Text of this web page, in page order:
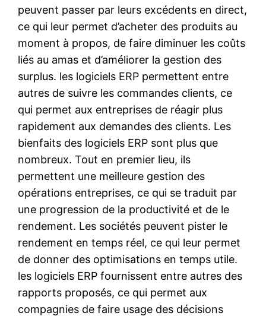
peuvent passer par leurs excédents en direct,
ce qui leur permet d’acheter des produits au
moment à propos, de faire diminuer les coûts
liés au amas et d’améliorer la gestion des
surplus. les logiciels ERP permettent entre
autres de suivre les commandes clients, ce
qui permet aux entreprises de réagir plus
rapidement aux demandes des clients. Les
bienfaits des logiciels ERP sont plus que
nombreux. Tout en premier lieu, ils
permettent une meilleure gestion des
opérations entreprises, ce qui se traduit par
une progression de la productivité et de le
rendement. Les sociétés peuvent pister le
rendement en temps réel, ce qui leur permet
de donner des optimisations en temps utile.
les logiciels ERP fournissent entre autres des
rapports proposés, ce qui permet aux
compagnies de faire usage des décisions